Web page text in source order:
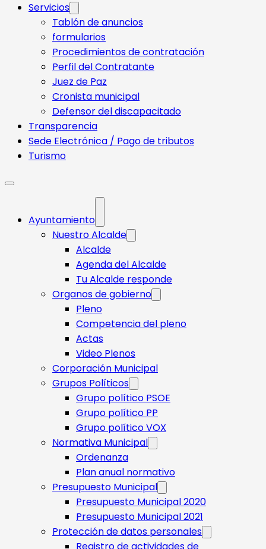
Servicios
Tablón de anuncios
formularios
Procedimientos de contratación
Perfil del Contratante
Juez de Paz
Cronista municipal
Defensor del discapacitado
Transparencia
Sede Electrónica / Pago de tributos
Turismo
Ayuntamiento
Nuestro Alcalde
Alcalde
Agenda del Alcalde
Tu Alcalde responde​
Organos de gobierno
Pleno
Competencia del pleno
Actas
Video Plenos
Corporación Municipal
Grupos Políticos
Grupo político PSOE
Grupo político PP
Grupo político VOX
Normativa Municipal
Ordenanza
Plan anual normativo
Presupuesto Municipal
Presupuesto Municipal 2020
Presupuesto Municipal 2021
Protección de datos personales